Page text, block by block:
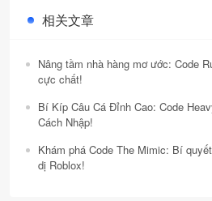
相关文章
Nâng tầm nhà hàng mơ ước: Code
cực chất!
Bí Kíp Câu Cá Đỉnh Cao: Code
Cách Nhập!
Khám phá Code The Mimic: Bí
dị Roblox!